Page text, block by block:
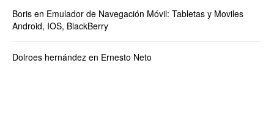
Boris en Emulador de Navegación Móvil: Tabletas y Moviles
Android, IOS, BlackBerry
Dolroes hernández en Ernesto Neto